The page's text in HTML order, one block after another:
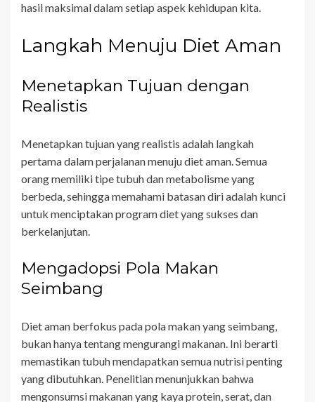
hasil maksimal dalam setiap aspek kehidupan kita.
Langkah Menuju Diet Aman
Menetapkan Tujuan dengan
Realistis
Menetapkan tujuan yang realistis adalah langkah
pertama dalam perjalanan menuju diet aman. Semua
orang memiliki tipe tubuh dan metabolisme yang
berbeda, sehingga memahami batasan diri adalah kunci
untuk menciptakan program diet yang sukses dan
berkelanjutan.
Mengadopsi Pola Makan
Seimbang
Diet aman berfokus pada pola makan yang seimbang,
bukan hanya tentang mengurangi makanan. Ini berarti
memastikan tubuh mendapatkan semua nutrisi penting
yang dibutuhkan. Penelitian menunjukkan bahwa
mengonsumsi makanan yang kaya protein, serat, dan